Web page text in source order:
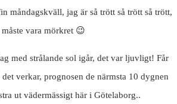
måndagskväll, jag är så trött så trött så trött,
måste vara mörkret 😉
med strålande sol igår, det var ljuvligt! Får
verkar, prognosen de närmsta 10 dygnen
ut vädermässigt här i Götelaborg..